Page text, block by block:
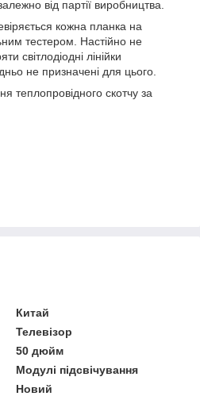
від партії виробництва.
кожна планка на
тестером. Настійно не
світлодіодні лінійки
не призначені для цього.
теплопровідного скотчу за
Китай
Телевізор
50 дюйм
Модулі підсвічування
Новий